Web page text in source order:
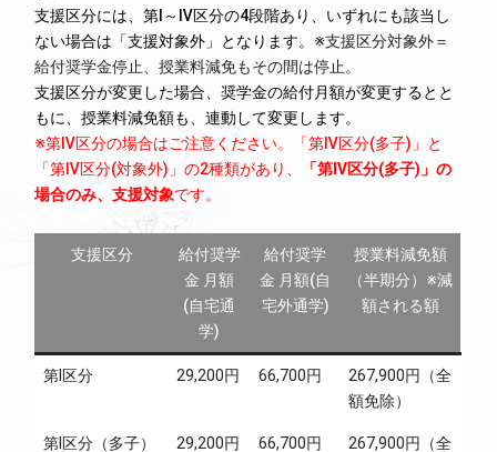
支援区分には、第Ⅰ～Ⅳ区分の4段階あり、いずれにも該当し
ない場合は「支援対象外」となります。 ※支援区分対象外＝
給付奨学金停止、授業料減免もその間は停止。
支援区分が変更した場合、奨学金の給付月額が変更するとと
もに、授業料減免額も、連動して変更します。
※第Ⅳ区分の場合はご注意ください。「第Ⅳ区分(多子)」と
「第Ⅳ区分(対象外)」の2種類があり、
「第Ⅳ区分(多子)」の
場合のみ、支援対象です。
支援区分
給付奨学
金 月額
(自宅通
学)
給付奨学
金 月額(自
宅外通学)
授業料減免額
（半期分）※減
額される額
第Ⅰ区分 29,200円 66,700円
267,900円（全
額免除）
第Ⅰ区分（多子） 29,200円 66,700円
267,900円（全